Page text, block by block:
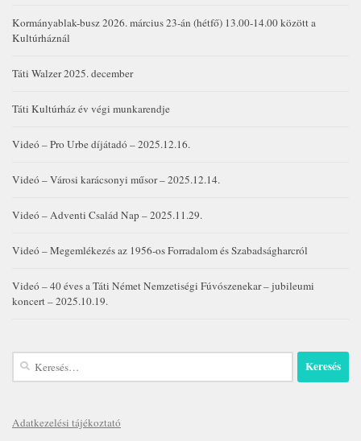
Kormányablak-busz 2026. március 23-án (hétfő) 13.00-14.00 között a
Kultúrháznál
Táti Walzer 2025. december
Táti Kultúrház év végi munkarendje
Videó – Pro Urbe díjátadó – 2025.12.16.
Videó – Városi karácsonyi műsor – 2025.12.14.
Videó – Adventi Család Nap – 2025.11.29.
Videó – Megemlékezés az 1956-os Forradalom és Szabadságharcról
Videó – 40 éves a Táti Német Nemzetiségi Fúvószenekar – jubileumi
koncert – 2025.10.19.
Keresés:
Adatkezelési tájékoztató